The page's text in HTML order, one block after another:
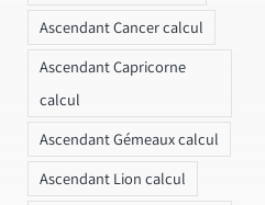
Ascendant Cancer calcul
Ascendant Capricorne
calcul
Ascendant Gémeaux calcul
Ascendant Lion calcul